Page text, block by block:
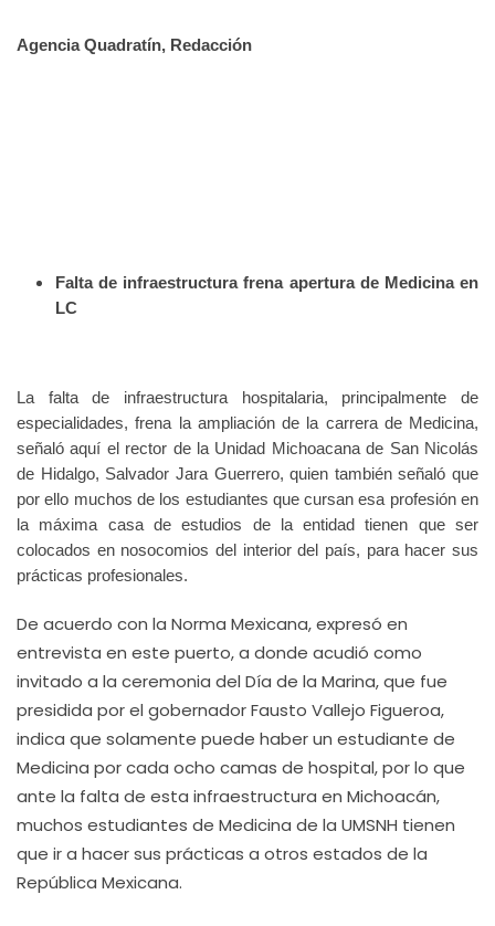
Agencia Quadratín, Redacción
Falta de infraestructura frena apertura de Medicina en
LC
La falta de infraestructura hospitalaria, principalmente de
especialidades, frena la ampliación de la carrera de Medicina,
señaló aquí el rector de la Unidad Michoacana de San Nicolás
de Hidalgo, Salvador Jara Guerrero, quien también señaló que
por ello muchos de los estudiantes que cursan esa profesión en
la máxima casa de estudios de la entidad tienen que ser
colocados en nosocomios del interior del país, para hacer sus
prácticas profesionales.
De acuerdo con la Norma Mexicana, expresó en
entrevista en este puerto, a donde acudió como
invitado a la ceremonia del Día de la Marina, que fue
presidida por el gobernador Fausto Vallejo Figueroa,
indica que solamente puede haber un estudiante de
Medicina por cada ocho camas de hospital, por lo que
ante la falta de esta infraestructura en Michoacán,
muchos estudiantes de Medicina de la UMSNH tienen
que ir a hacer sus prácticas a otros estados de la
República Mexicana.